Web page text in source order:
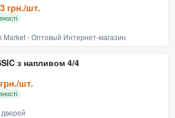
грн./шт.
Market - Оптовый Интернет-магазин
з напливом 4/4
шт.